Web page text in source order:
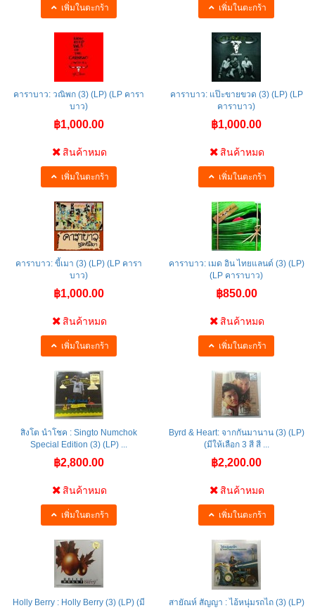
เพิ่มในตะกร้า เพิ่มในตะกร้า
คาราบาว: วณิพก (3) (LP) (LP คารา
บาว)
฿1,000.00
สินค้าหมด
เพิ่มในตะกร้า
คาราบาว: แป๊ะขายขวด (3) (LP) (LP
คาราบาว)
฿1,000.00
สินค้าหมด
เพิ่มในตะกร้า
คาราบาว: ขี้เมา (3) (LP) (LP คารา
บาว)
฿1,000.00
สินค้าหมด
เพิ่มในตะกร้า
คาราบาว: เมด อิน ไทยแลนด์ (3) (LP)
(LP คาราบาว)
฿850.00
สินค้าหมด
เพิ่มในตะกร้า
สิงโต นำโชค : Singto Numchok
Special Edition (3) (LP) ...
฿2,800.00
สินค้าหมด
เพิ่มในตะกร้า
Byrd & Heart: จากกันมานาน (3) (LP)
(มีให้เลือก 3 สี สี ...
฿2,200.00
สินค้าหมด
เพิ่มในตะกร้า
Holly Berry : Holly Berry (3) (LP) (มี
สายัณห์ สัญญา : ไอ้หนุ่มรถไถ (3) (LP)